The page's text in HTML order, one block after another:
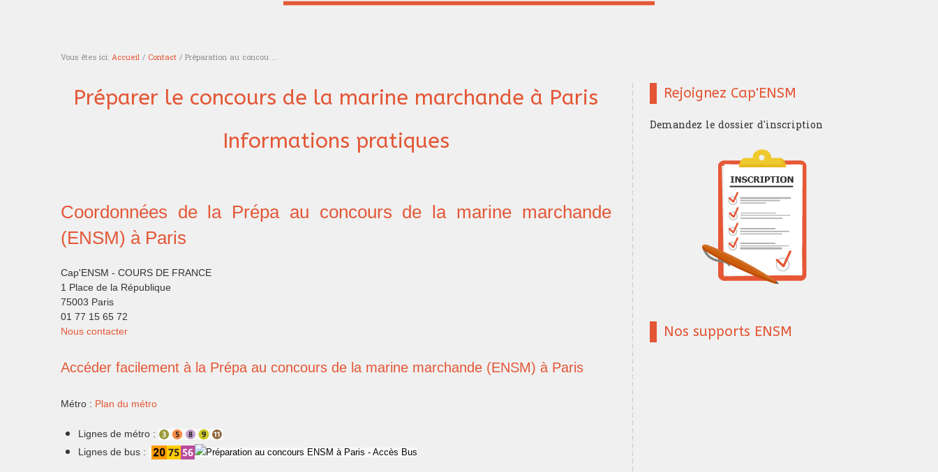
Vous êtes ici:
Vous êtes ici
Accueil / Contact / Préparation au concou ...
Préparer le concours de la marine marchande à Paris
Informations pratiques
Coordonnées de la Prépa au concours de la marine marchande
(ENSM) à Paris
Cap'ENSM - COURS DE FRANCE
1 Place de la République
75003 Paris
01 77 15 65 72
Nous contacter
Accéder facilement à la Prépa au concours de la marine marchande (ENSM) à Paris
Métro : Plan du métro
Lignes de métro :
Lignes de bus :
Rejoignez Cap'ENSM
Demandez le dossier d'inscription
Nos supports ENSM